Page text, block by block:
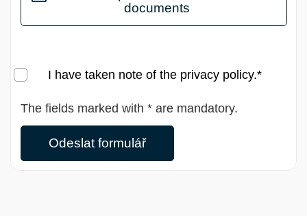
documents
I have taken note of the privacy policy.*
The fields marked with * are mandatory.
Odeslat formulář